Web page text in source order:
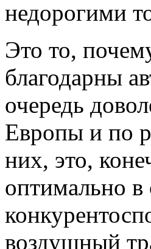
недорогими
Это то,
благодарны
очередь
Европы и по
них, это,
оптимально
воздушный